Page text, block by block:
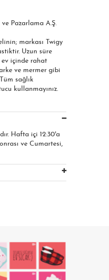
Pazarlama A.Ş.​​​
markası Twigy
Uzun süre
ev içinde rahat
ve mermer gibi
sağlık
kullanmayınız.
Hafta içi 12:30'a
ve Cumartesi,